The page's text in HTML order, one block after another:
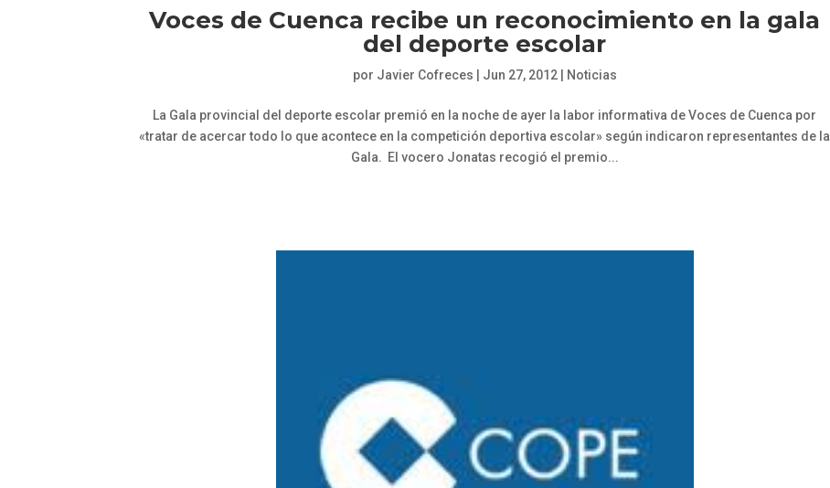
Voces de Cuenca recibe un reconocimiento en la gala
del deporte escolar
por Javier Cofreces Jun 27, 2012| Noticias
La Gala provincial del deporte escolar premió en la noche de ayer la labor informativa de Voces de Cuenca por
«tratar de acercar todo lo que acontece en la competición deportiva escolar» según indicaron representantes de la
Gala. El vocero Jonatas recogió el premio...